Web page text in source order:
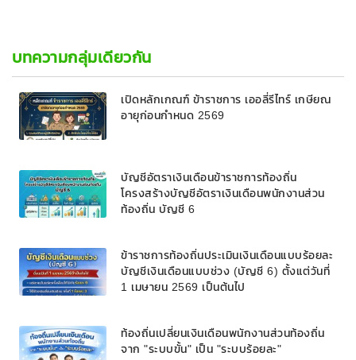
บทความกลุ่มเดียวกัน
เปิดหลักเกณฑ์ ข้าราชการ เออลี่รีไทร์ เกษียณ
อายุก่อนกำหนด 2569
บัญชีอัตราเงินเดือนข้าราชการท้องถิ่น
โครงสร้างบัญชีอัตราเงินเดือนพนักงานส่วน
ท้องถิ่น บัญชี 6
ข้าราชการท้องถิ่นประเมินเงินเดือนแบบร้อยละ
บัญชีเงินเดือนแบบช่วง (บัญชี 6) ตั้งแต่วันที่
1 เมษายน 2569 เป็นต้นไป
ท้องถิ่นเปลี่ยนเงินเดือนพนักงานส่วนท้องถิ่น
จาก "ระบบขั้น" เป็น "ระบบร้อยละ"